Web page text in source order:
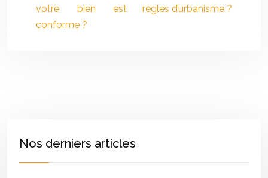
votre bien est
conforme ?
règles d’urbanisme ?
Nos derniers articles